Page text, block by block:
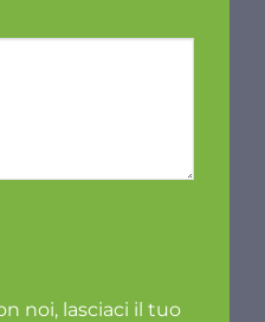
noi, lasciaci il tuo